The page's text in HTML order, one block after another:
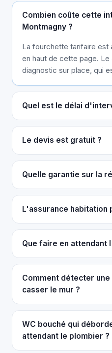
Combien coûte cette
Montmagny ?
La fourchette tarifaire est
en haut de cette page.
diagnostic sur place, qui
Quel est le délai
Le devis est gratuit ?
Quelle garantie sur la
L'assurance habitation
Que faire en attendant
Comment détecter
casser le mur ?
WC bouché qui
attendant le plombier ?